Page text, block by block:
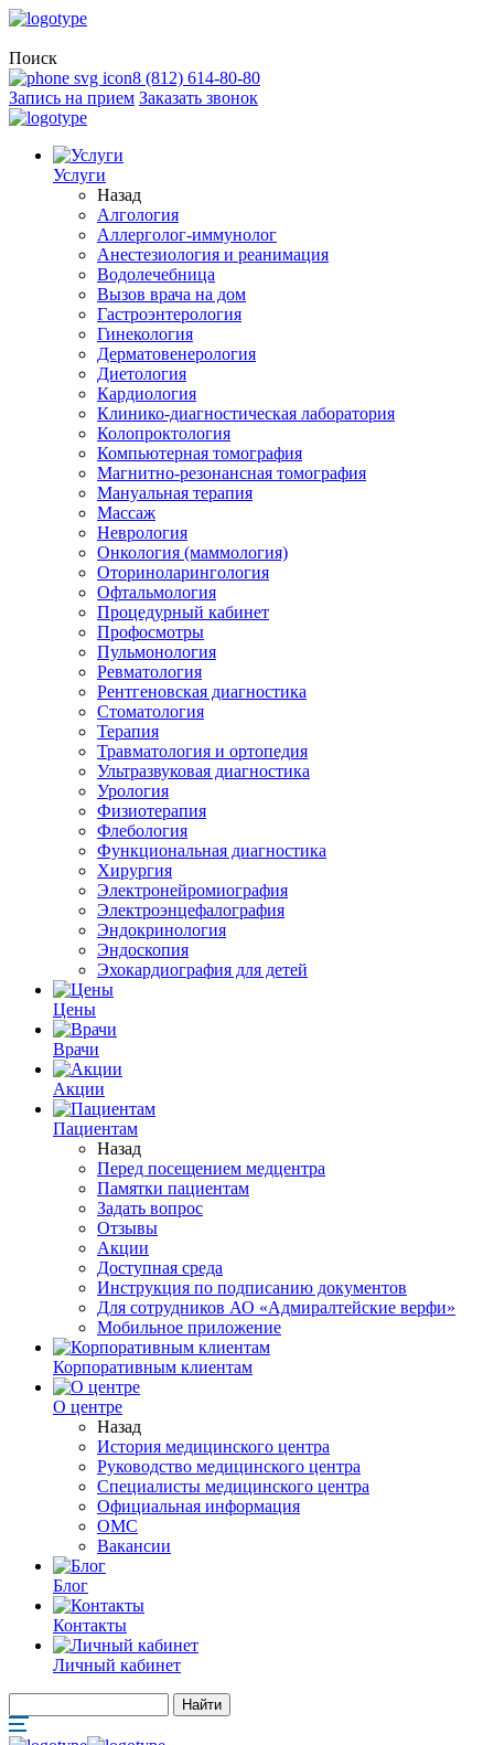
Поиск
8 (812) 614-80-80
Запись на прием Заказать звонок
Услуги
Назад
Алгология
Аллерголог-иммунолог
Анестезиология и реанимация
Водолечебница
Вызов врача на дом
Гастроэнтерология
Гинекология
Дерматовенерология
Диетология
Кардиология
Клинико-диагностическая лаборатория
Колопроктология
Компьютерная томография
Магнитно-резонансная томография
Мануальная терапия
Массаж
Неврология
Онкология (маммология)
Оториноларингология
Офтальмология
Процедурный кабинет
Профосмотры
Пульмонология
Ревматология
Рентгеновская диагностика
Стоматология
Терапия
Травматология и ортопедия
Ультразвуковая диагностика
Урология
Физиотерапия
Флебология
Функциональная диагностика
Хирургия
Электронейромиография
Электроэнцефалография
Эндокринология
Эндоскопия
Эхокардиография для детей
Цены
Врачи
Акции
Пациентам
Назад
Перед посещением медцентра
Памятки пациентам
Задать вопрос
Отзывы
Акции
Доступная среда
Инструкция по подписанию документов
Для сотрудников АО «Адмиралтейские верфи»
Мобильное приложение
Корпоративным клиентам
О центре
Назад
История медицинского центра
Руководство медицинского центра
Специалисты медицинского центра
Официальная информация
ОМС
Вакансии
Блог
Контакты
Личный кабинет